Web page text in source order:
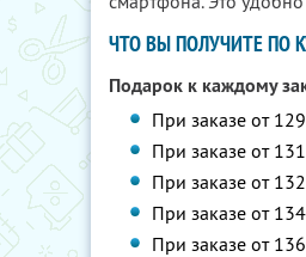
ЧТО ВЫ ПОЛУЧИТЕ ПО
Подарок к каждому
При заказе от
При заказе от
При заказе от
При заказе от
При заказе от